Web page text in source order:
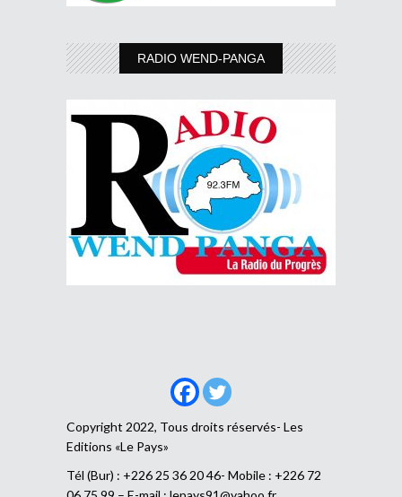
RADIO WEND-PANGA
Copyright 2022, Tous droits réservés- Les
Editions «Le Pays»
Tél (Bur) : +226 25 36 20 46- Mobile : +226 72